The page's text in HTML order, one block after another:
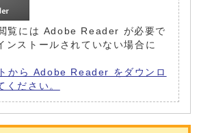
覧には Adobe Reader が必要で
ンストールされていない場合に
から Adobe Reader をダウンロ
ください。